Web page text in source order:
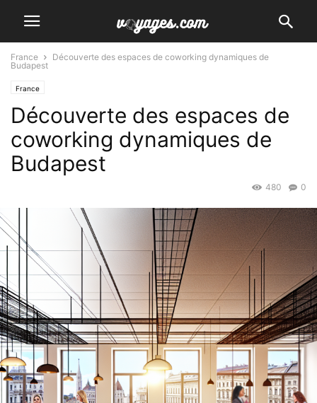
France
Découverte des espaces de coworking dynamiques de
Budapest
France
Découverte des espaces de
coworking dynamiques de
Budapest
0
480